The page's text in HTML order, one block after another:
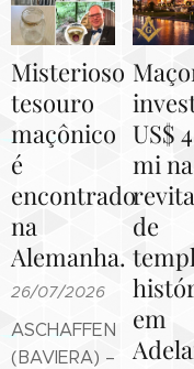
Misterioso
tesouro
maçônico
é
encontrado
na
Alemanha.
26/07/2026
ASCHAFFENBURG
(BAVIERA) –
US$
mi na
de
em